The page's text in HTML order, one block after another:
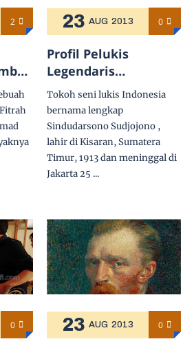
2 23 AUG 2013 0
Profil Pelukis
Legendaris
Indonesia, S.
Sudjojono
Tokoh seni lukis Indonesia
bernama lengkap
Sindudarsono Sudjojono ,
lahir di Kisaran, Sumatera
Timur, 1913 dan meninggal di
Jakarta 25 ...
0 23 AUG 2013 0